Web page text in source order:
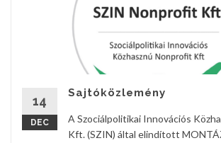
14
DEC
Sajtóközlemény
A Szociálpolitikai Innovációs
Kft. (SZIN) által elindított